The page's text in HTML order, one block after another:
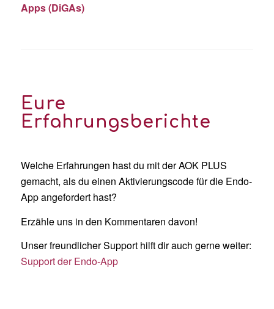
Apps (DiGAs)
Eure
Erfahrungsberichte
Welche Erfahrungen hast du mit der AOK PLUS
gemacht, als du einen Aktivierungscode für die Endo-
App angefordert hast?
Erzähle uns in den Kommentaren davon!
Unser freundlicher Support hilft dir auch gerne weiter:
Support der Endo-App